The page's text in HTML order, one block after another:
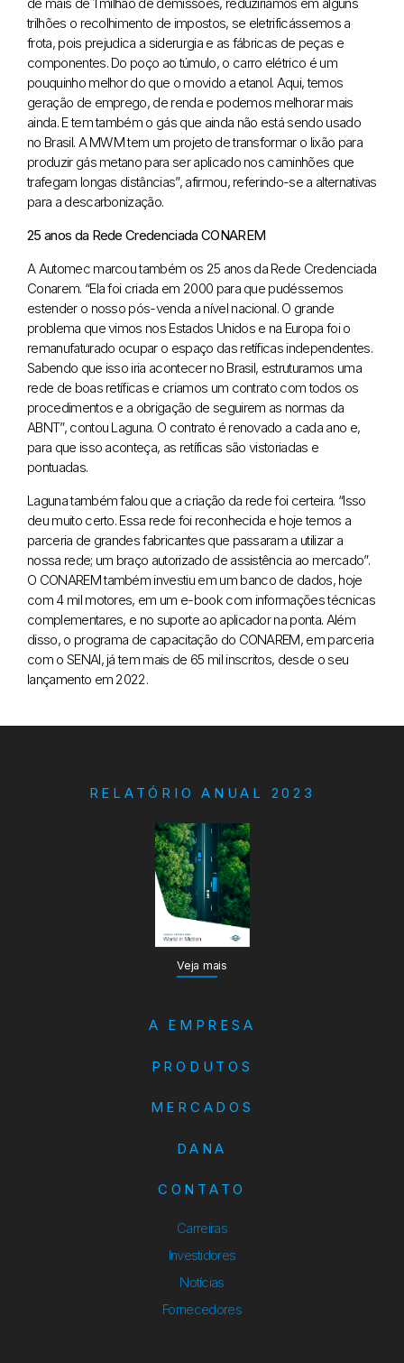
trilhões o recolhimento de impostos, se eletrificássemos a
frota, pois prejudica a siderurgia e as fábricas de peças e
componentes. Do poço ao túmulo, o carro elétrico é um
pouquinho melhor do que o movido a etanol. Aqui, temos
geração de emprego, de renda e podemos melhorar mais
ainda. E tem também o gás que ainda não está sendo usado
no Brasil. A MWM tem um projeto de transformar o lixão para
produzir gás metano para ser aplicado nos caminhões que
trafegam longas distâncias”, afirmou, referindo-se a alternativas
para a descarbonização.
25 anos da Rede Credenciada CONAREM
A Automec marcou também os 25 anos da Rede Credenciada
Conarem. “Ela foi criada em 2000 para que pudéssemos
estender o nosso pós-venda a nível nacional. O grande
problema que vimos nos Estados Unidos e na Europa foi o
remanufaturado ocupar o espaço das retíficas independentes.
Sabendo que isso iria acontecer no Brasil, estruturamos uma
rede de boas retíficas e criamos um contrato com todos os
procedimentos e a obrigação de seguirem as normas da
ABNT”, contou Laguna. O contrato é renovado a cada ano e,
para que isso aconteça, as retíficas são vistoriadas e
pontuadas.
Laguna também falou que a criação da rede foi certeira. “Isso
deu muito certo. Essa rede foi reconhecida e hoje temos a
parceria de grandes fabricantes que passaram a utilizar a
nossa rede; um braço autorizado de assistência ao mercado”.
O CONAREM também investiu em um banco de dados, hoje
com 4 mil motores, em um e-book com informações técnicas
complementares, e no suporte ao aplicador na ponta. Além
disso, o programa de capacitação do CONAREM, em parceria
com o SENAI, já tem mais de 65 mil inscritos, desde o seu
lançamento em 2022.
RELATÓRIO ANUAL 2023
Veja mais
A EMPRESA
PRODUTOS
MERCADOS
DANA
CONTATO
Carreiras
Investidores
Notícias
Fornecedores